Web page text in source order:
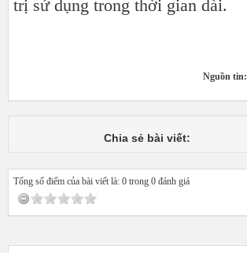
trị sử dụng trong thời gian dài.
Nguồn tin:
Chia sẻ bài viết:
Tổng số điểm của bài viết là: 0 trong 0 đánh giá